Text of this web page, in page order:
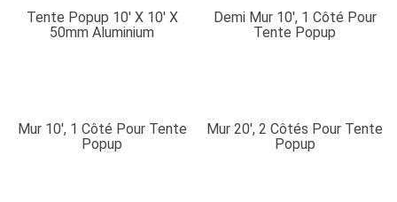
Tente Popup 10′ X 10′ X
50mm Aluminium
Demi Mur 10′, 1 Côté Pour
Tente Popup
Mur 10′, 1 Côté Pour Tente
Popup
Mur 20′, 2 Côtés Pour Tente
Popup